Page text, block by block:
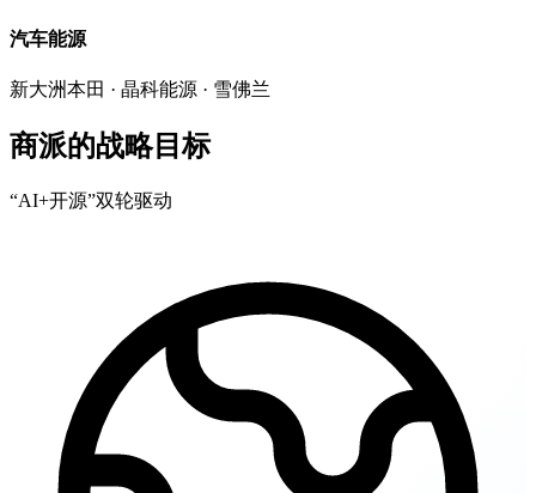
汽车能源
新大洲本田 · 晶科能源 · 雪佛兰
商派的战略目标
“AI+开源”双轮驱动